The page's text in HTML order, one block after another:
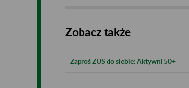
Zobacz także
Zaproś ZUS do siebie: Aktywni 50+